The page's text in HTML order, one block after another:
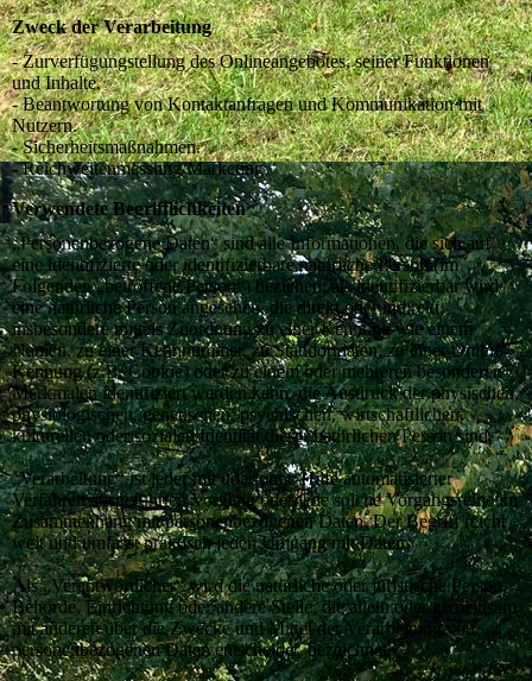
Zweck der Verarbeitung
- Zurverfügungstellung des Onlineangebotes, seiner Funktionen
und Inhalte.
- Beantwortung von Kontaktanfragen und Kommunikation mit
Nutzern.
- Sicherheitsmaßnahmen.
- Reichweitenmessung/Marketing
Verwendete Begrifflichkeiten
„Personenbezogene Daten“ sind alle Informationen, die sich auf
eine identifizierte oder identifizierbare natürliche Person (im
Folgenden „betroffene Person“) beziehen; als identifizierbar wird
eine natürliche Person angesehen, die direkt oder indirekt,
insbesondere mittels Zuordnung zu einer Kennung wie einem
Namen, zu einer Kennnummer, zu Standortdaten, zu einer Online-
Kennung (z.B. Cookie) oder zu einem oder mehreren besonderen
Merkmalen identifiziert werden kann, die Ausdruck der physischen,
physiologischen, genetischen, psychischen, wirtschaftlichen,
kulturellen oder sozialen Identität dieser natürlichen Person sind.
„Verarbeitung“ ist jeder mit oder ohne Hilfe automatisierter
Verfahren ausgeführten Vorgang oder jede solche Vorgangsreihe im
Zusammenhang mit personenbezogenen Daten. Der Begriff reicht
weit und umfasst praktisch jeden Umgang mit Daten.
Als „Verantwortlicher“ wird die natürliche oder juristische Person,
Behörde, Einrichtung oder andere Stelle, die allein oder gemeinsam
mit anderen über die Zwecke und Mittel der Verarbeitung von
personenbezogenen Daten entscheidet, bezeichnet.